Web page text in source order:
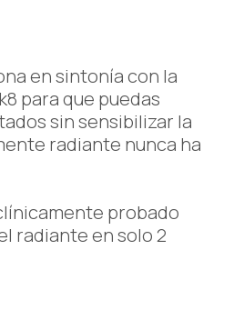
en sintonía con la
para que puedas
sin sensibilizar la
radiante nunca ha
probado
radiante en solo 2